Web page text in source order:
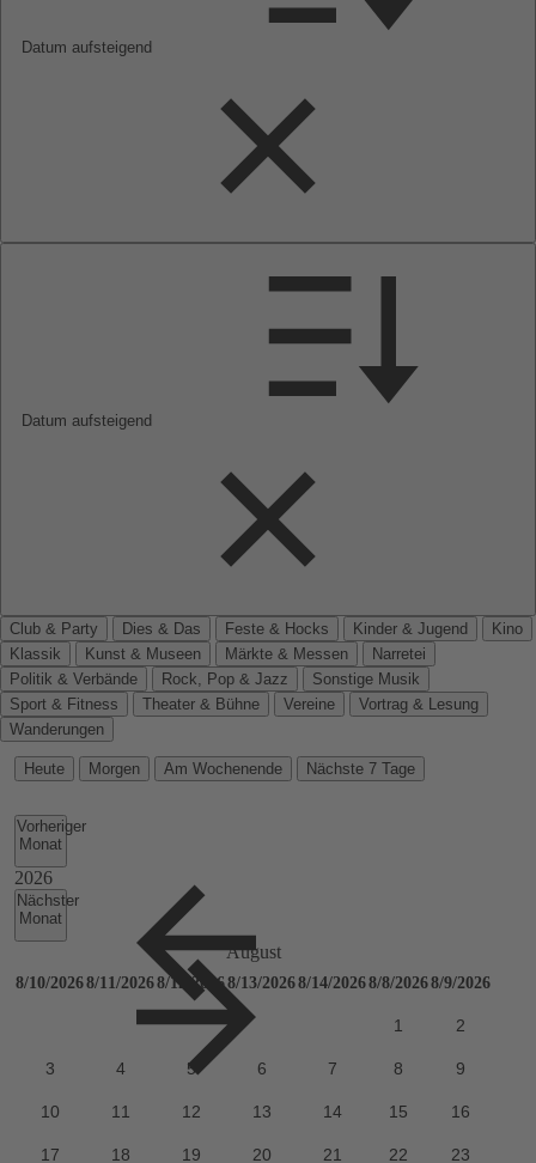
Datum aufsteigend
Datum aufsteigend
Club & Party Dies & Das Feste & Hocks Kinder & Jugend
Kino
Klassik
Kunst & Museen Märkte & Messen
Narretei
Politik & Verbände
Rock, Pop & Jazz
Sonstige Musik
Sport & Fitness
Theater & Bühne Vereine
Vortrag & Lesung
Wanderungen
Heute Morgen Am Wochenende Nächste 7 Tage
Vorheriger
Monat
Nächster
Monat